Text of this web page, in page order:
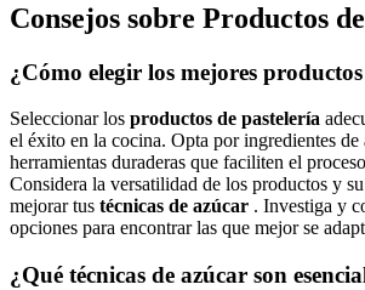
Consejos sobre Productos
¿Cómo elegir los mejores
Seleccionar los productos de pastelería
el éxito en la cocina. Opta por ingredientes de
herramientas duraderas que faciliten el
Considera la versatilidad de los productos y
mejorar tus técnicas de azúcar . Investiga y
opciones para encontrar las que mejor se
¿Qué técnicas de azúcar son